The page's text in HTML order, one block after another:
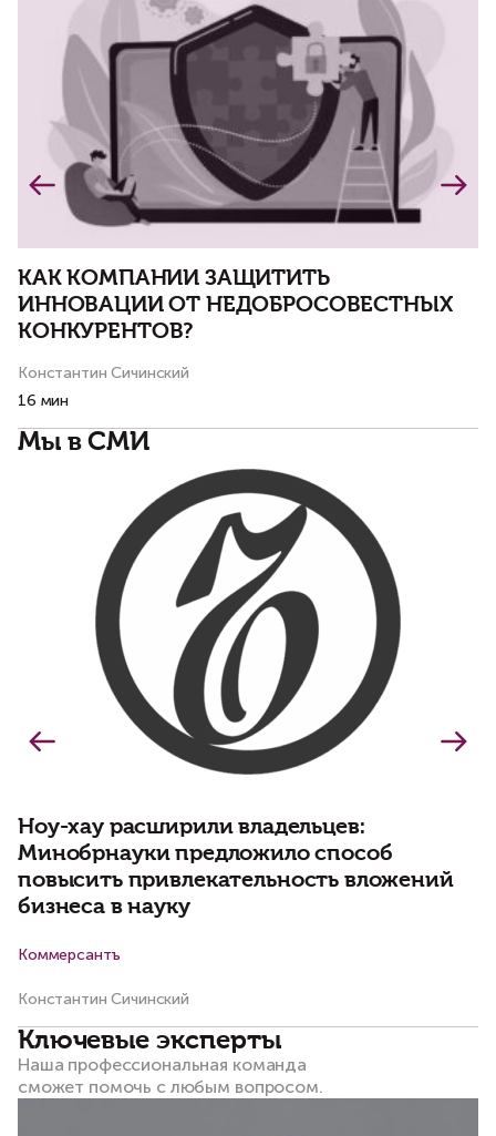
КАК КОМПАНИИ ЗАЩИТИТЬ
ИННОВАЦИИ ОТ НЕДОБРОСОВЕСТНЫХ
КОНКУРЕНТОВ?
Константин Сичинский
16 мин
Мы в СМИ
Ноу-хау расширили владельцев:
Минобрнауки предложило способ
повысить привлекательность вложений
бизнеса в науку
Коммерсантъ
Константин Сичинский
Ключевые эксперты
Наша профессиональная команда
сможет помочь с любым вопросом.​